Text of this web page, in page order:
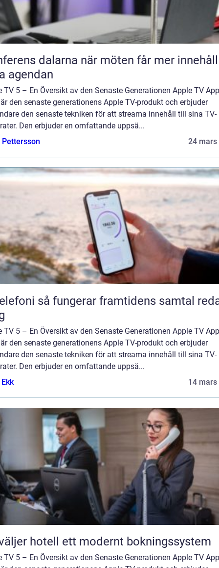
dalarna när möten får mer innehåll än
agendan
TV 5 – En Översikt av den Senaste Generationen Apple TV
den senaste generationens Apple TV-produkt och erbjuder
den senaste tekniken för att streama innehåll till sina TV-
Den erbjuder en omfattande uppsä...
24 mars
framtidens samtal redan
TV 5 – En Översikt av den Senaste Generationen Apple TV
den senaste generationens Apple TV-produkt och erbjuder
den senaste tekniken för att streama innehåll till sina TV-
Den erbjuder en omfattande uppsä...
14 mars
hotell ett modernt bokningssystem
TV 5 – En Översikt av den Senaste Generationen Apple TV